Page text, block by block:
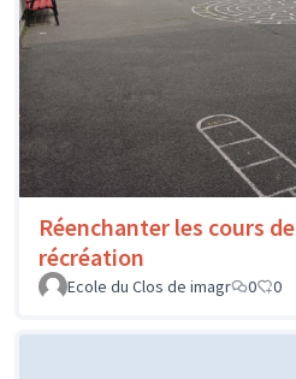
Réenchanter les cours de
récréation
Ecole du Clos de imagr
0 0